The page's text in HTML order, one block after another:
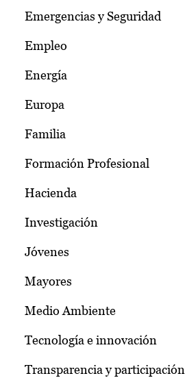
Emergencias y Seguridad
Empleo
Energía
Europa
Familia
Formación Profesional
Hacienda
Investigación
Jóvenes
Mayores
Medio Ambiente
Tecnología e innovación
Transparencia y participación